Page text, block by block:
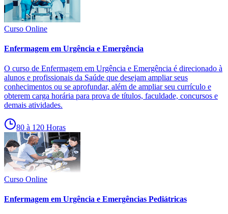
Curso Online
Enfermagem em Urgência e Emergência
O curso de Enfermagem em Urgência e Emergência é direcionado à
alunos e profissionais da Saúde que desejam ampliar seus
conhecimentos ou se aprofundar, além de ampliar seu currículo e
obterem carga horária para prova de títulos, faculdade, concursos e
demais atividades.
80 à 120 Horas
Curso Online
Enfermagem em Urgência e Emergências Pediátricas